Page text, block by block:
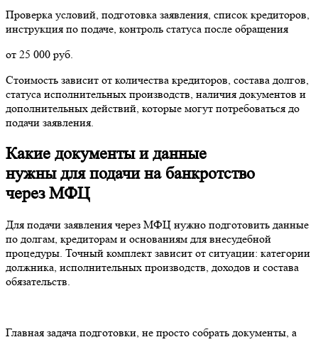
Проверка условий, подготовка заявления, список кредиторов,
инструкция по подаче, контроль статуса после обращения
от 25 000 руб.
Стоимость зависит от количества кредиторов, состава долгов,
статуса исполнительных производств, наличия документов и
дополнительных действий, которые могут потребоваться до
подачи заявления.
Какие документы и данные
нужны для подачи на банкротство
через МФЦ
Для подачи заявления через МФЦ нужно подготовить данные
по долгам, кредиторам и основаниям для внесудебной
процедуры. Точный комплект зависит от ситуации: категории
должника, исполнительных производств, доходов и состава
обязательств.
Главная задача подготовки, не просто собрать документы, а